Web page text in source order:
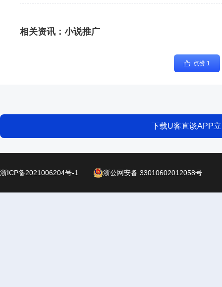
相关资讯： 小说推广
点赞 1
下载U客直谈APP
浙ICP备2021006204号-1 浙公网安备 33010602012058号